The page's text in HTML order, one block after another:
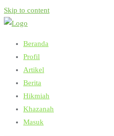
Skip to content
Beranda
Profil
Artikel
Berita
Hikmiah
Khazanah
Masuk